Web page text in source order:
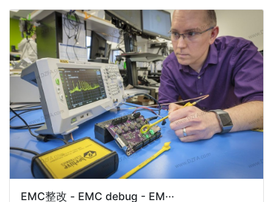
EMC整改 - EMC debug - EM···